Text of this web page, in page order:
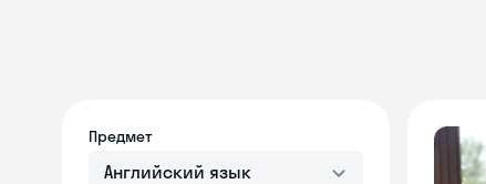
Предмет
Английский язык